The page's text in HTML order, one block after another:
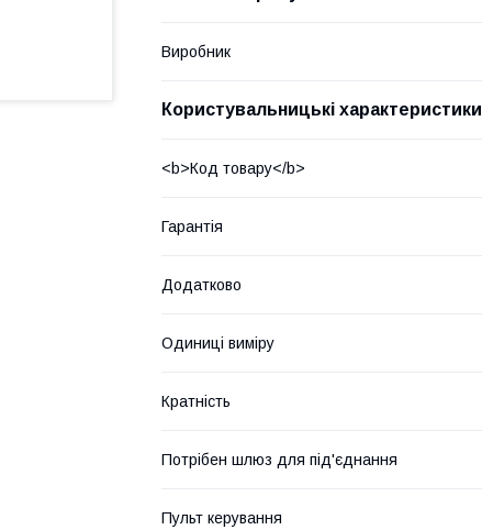
Виробник
Користувальницькі характеристики
<b>Код товару</b>
Гарантія
Додатково
Одиниці виміру
Кратність
Потрібен шлюз для під'єднання
Пульт керування